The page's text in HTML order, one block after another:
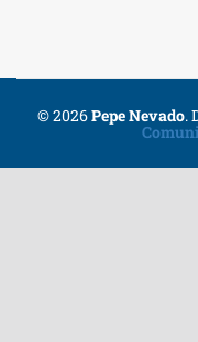
© 2026Pepe Nevado.